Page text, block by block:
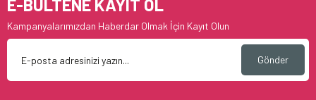
E-BÜLTENE KAYIT OL
Kampanyalarımızdan Haberdar Olmak İçin Kayıt Olun
Gönder